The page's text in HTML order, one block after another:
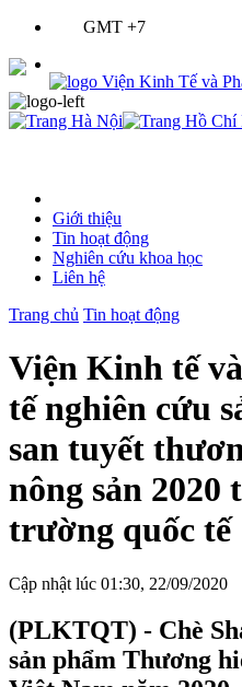
GMT +7
Giới thiệu
Tin hoạt động
Nghiên cứu khoa học
Liên hệ
Trang chủ Tin hoạt động
Viện Kinh tế
tế nghiên cứu
san tuyết
nông sản
trường quốc tế
Cập nhật lúc 01:30, 22/09/2020
(PLKTQT) - Chè
sản phẩm Thương